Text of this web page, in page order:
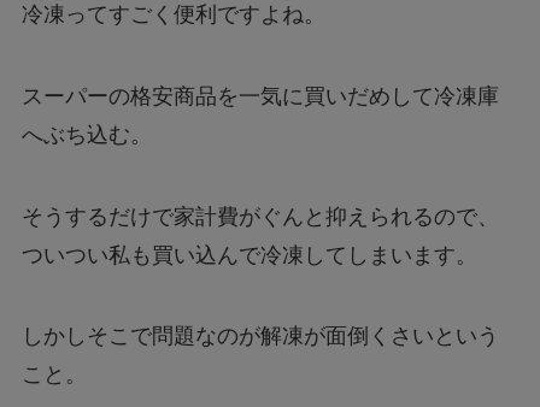
冷凍ってすごく便利ですよね。
スーパーの格安商品を一気に買いだめして冷凍庫
へぶち込む。
そうするだけで家計費がぐんと抑えられるので、
ついつい私も買い込んで冷凍してしまいます。
しかしそこで問題なのが解凍が面倒くさいという
こと。